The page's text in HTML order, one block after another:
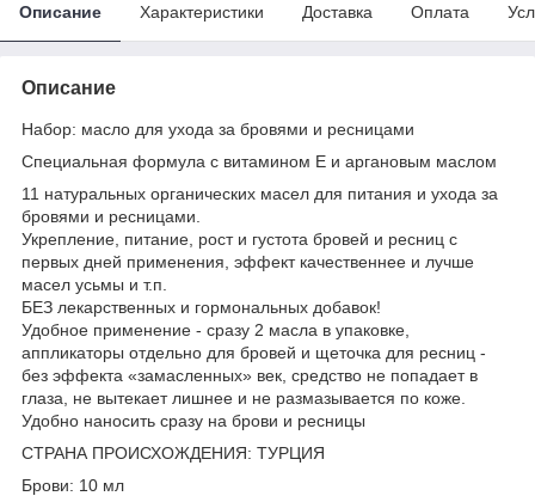
Описание Характеристики Доставка Оплата
Описание
Набор: масло для ухода за бровями и ресницами
Специальная формула с витамином Е и аргановым маслом
11 натуральных органических масел для питания и ухода за
бровями и ресницами.
Укрепление, питание, рост и густота бровей и ресниц с
первых дней применения, эффект качественнее и лучше
масел усьмы и т.п.
БЕЗ лекарственных и гормональных добавок!
Удобное применение - сразу 2 масла в упаковке,
аппликаторы отдельно для бровей и щеточка для ресниц -
без эффекта «замасленных» век, средство не попадает в
глаза, не вытекает лишнее и не размазывается по коже.
Удобно наносить сразу на брови и ресницы
СТРАНА ПРОИСХОЖДЕНИЯ: ТУРЦИЯ
Брови: 10 мл